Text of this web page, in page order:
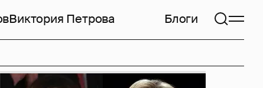
Виктория Петрова Блоги